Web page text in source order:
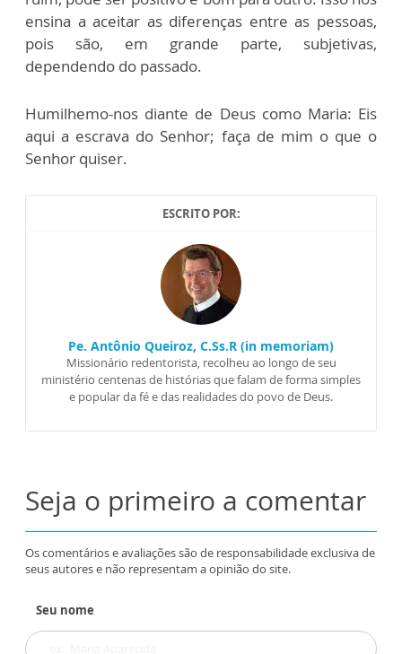
ensina a aceitar as diferenças entre as pessoas,
pois são, em grande parte, subjetivas,
dependendo do passado.
Humilhemo-nos diante de Deus como Maria: Eis
aqui a escrava do Senhor; faça de mim o que o
Senhor quiser.
ESCRITO POR:
Pe. Antônio Queiroz, C.Ss.R (in memoriam)
Missionário redentorista, recolheu ao longo de seu
ministério centenas de histórias que falam de forma simples
e popular da fé e das realidades do povo de Deus.
Seja o primeiro a comentar
Os comentários e avaliações são de responsabilidade exclusiva de
seus autores e não representam a opinião do site.
Seu nome